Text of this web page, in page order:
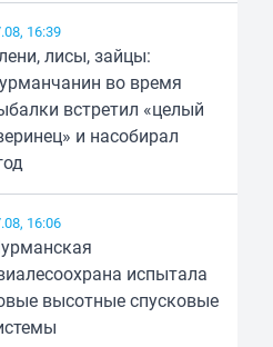
16:39
лисы, зайцы:
во время
встретил «целый
и насобирал
16:06
испытала
высотные спусковые